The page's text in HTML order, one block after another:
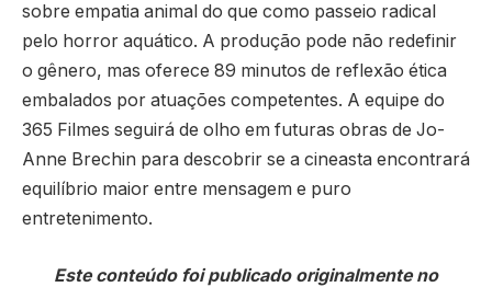
sobre empatia animal do que como passeio radical
pelo horror aquático. A produção pode não redefinir
o gênero, mas oferece 89 minutos de reflexão ética
embalados por atuações competentes. A equipe do
365 Filmes seguirá de olho em futuras obras de Jo-
Anne Brechin para descobrir se a cineasta encontrará
equilíbrio maior entre mensagem e puro
entretenimento.
Este conteúdo foi publicado originalmente no